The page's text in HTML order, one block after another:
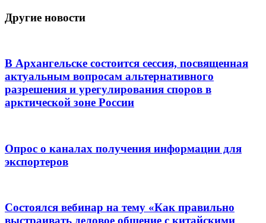
Другие новости
В Архангельске состоится сессия, посвященная
актуальным вопросам альтернативного
разрешения и урегулирования споров в
арктической зоне России
Опрос о каналах получения информации для
экспортеров
Состоялся вебинар на тему «Как правильно
выстраивать деловое общение с китайскими